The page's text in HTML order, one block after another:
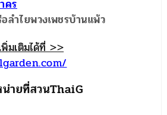
คร
ลำไยพวงเพชรบ้านแพ้ว
มเติมได้ที่ >>
ายที่สวนThaiG